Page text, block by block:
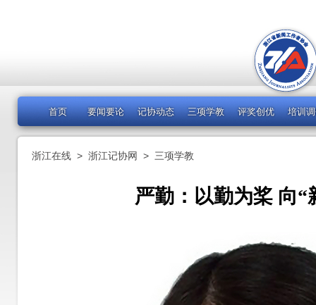
首页 要闻要论 记协动态 三项学教 评奖创优 培训
浙江在线 > 浙江记协网 > 三项学教
严勤：以勤为桨 向“